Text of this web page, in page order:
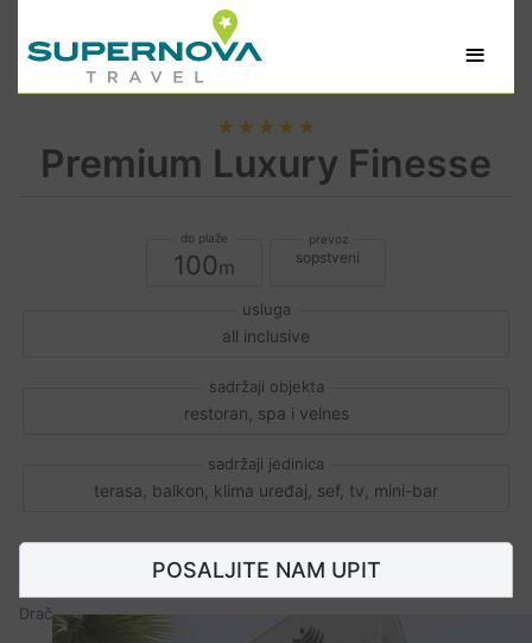
≡
★★★★★
Premium Luxury Finesse
100 sopstveni
all inclusive
restoran, spa i velnes
terasa, balkon, klima uređaj, sef, tv, mini-bar
POSALJITE NAM UPIT
Drač